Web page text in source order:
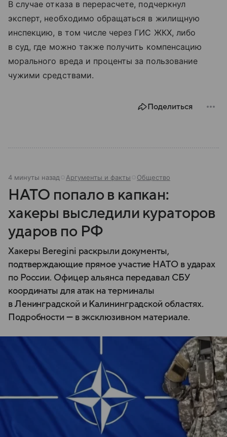
В случае отказа в перерасчете, подчеркнул
эксперт, необходимо обращаться в жилищную
инспекцию, в том числе через ГИС ЖКХ, либо
в суд, где можно также получить компенсацию
морального вреда и проценты за пользование
чужими средствами.
Поделиться
4 минуты назад Аргументы и факты Общество
НАТО попало в капкан:
хакеры выследили кураторов
ударов по РФ
Хакеры Beregini раскрыли документы,
подтверждающие прямое участие НАТО в ударах
по России. Офицер альянса передавал СБУ
координаты для атак на терминалы
в Ленинградской и Калининградской областях.
Подробности — в эксклюзивном материале.